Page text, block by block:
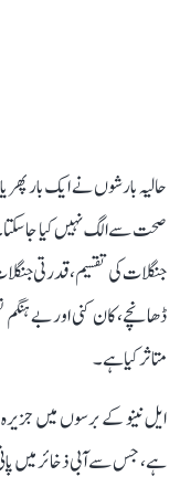
حالیہ بارشوں نے ایک بار پھر
صحت سے الگ نہیں کیا جا
جنگلات کی تقسیم، قدرتی
ڈھانچے، کان کنی اور بے
متاثر کیا ہے۔
ایل نینو کے برسوں میں جزیرہ
ہے، جس سے آبی ذخائر میں